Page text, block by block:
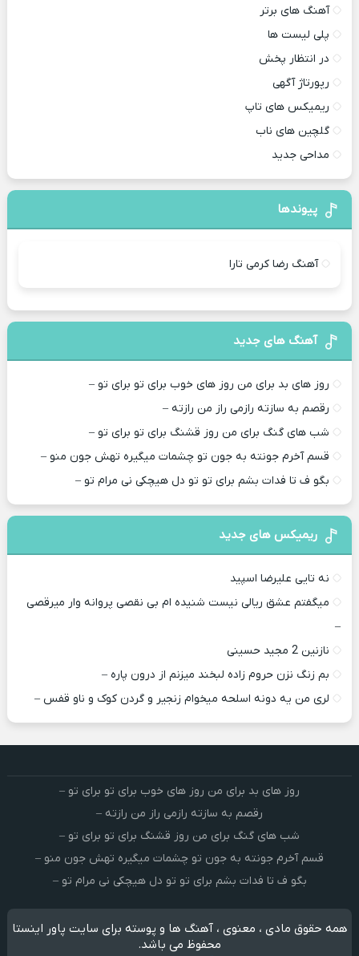
آهنگ های برتر
پلی لیست ها
در انتظار پخش
رپورتاژ آگهی
ریمیکس های تاپ
گلچین های ناب
مداحی جدید
پیوندها
آهنگ رضا کرمی تارا
آهنگ های جدید
روز های بد برای من روز های خوب برای تو برای تو –
رقصم به سازته رازمی راز من رازته –
شب های گنگ برای من روز قشنگ برای تو برای تو –
قسم آخرم جونته به جون تو چشمات میگیره تهش جون منو –
بگو ف تا فدات بشم برای تو تو دل هیچکی نی مرام تو –
ریمیکس های جدید
نه تایی علیرضا اسپید
میگفتم عشق ریالی نیست شنیده ام بی نقصی پروانه وار میرقصی
–
نازنین 2 مجید حسینی
بم زنگ نزن حروم زاده لبخند میزنم از درون پاره –
لری من یه دونه اسلحه میخوام زﻧﺠﻴﺮ و ﮔﺮدن ﻛﻮک و ﻧﺎو ﻗﻔﺲ –
روز های بد برای من روز های خوب برای تو برای تو –
رقصم به سازته رازمی راز من رازته –
شب های گنگ برای من روز قشنگ برای تو برای تو –
قسم آخرم جونته به جون تو چشمات میگیره تهش جون منو –
بگو ف تا فدات بشم برای تو تو دل هیچکی نی مرام تو –
همه حقوق مادی ، معنوی ، آهنگ ها و پوسته برای سایت پاور اینستا
محفوظ می باشد.